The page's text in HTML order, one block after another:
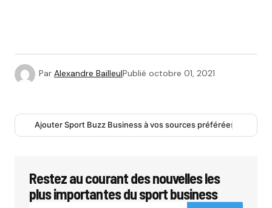
Par Alexandre BailleulPublié octobre 01, 2021
Ajouter Sport Buzz Business à vos sources préférées
Restez au courant des nouvelles les
plus importantes du sport business